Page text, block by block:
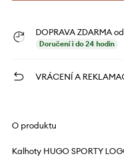
DOPRAVA ZDARMA od
Doručení i do 24 hodin
VRÁCENÍ A
O produktu
Kalhoty HUGO SPORTY